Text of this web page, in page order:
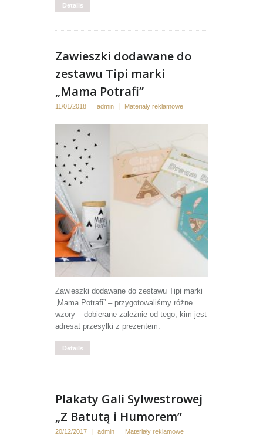
Details
Zawieszki dodawane do
zestawu Tipi marki
„Mama Potrafi”
11/01/2018 admin Materiały reklamowe
Zawieszki dodawane do zestawu Tipi marki
„Mama Potrafi” – przygotowaliśmy różne
wzory – dobierane zależnie od tego, kim jest
adresat przesyłki z prezentem.
Details
Plakaty Gali Sylwestrowej
„Z Batutą i Humorem”
20/12/2017 admin Materiały reklamowe